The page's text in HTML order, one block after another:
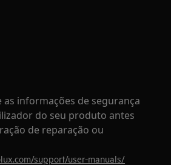
as informações de segurança
do seu produto antes
de reparação ou
support/user-manuals/